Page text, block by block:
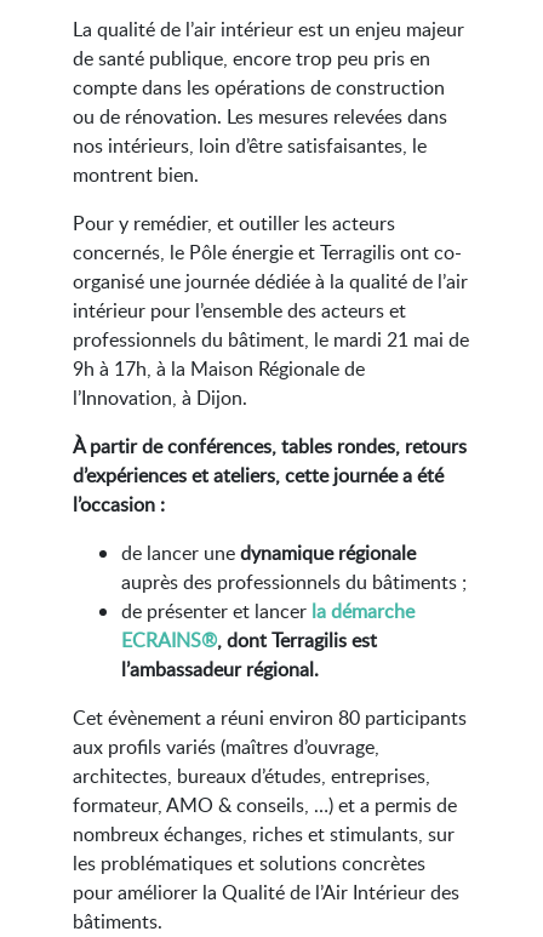
La qualité de l’air intérieur est un enjeu majeur
de santé publique, encore trop peu pris en
compte dans les opérations de construction
ou de rénovation. Les mesures relevées dans
nos intérieurs, loin d’être satisfaisantes, le
montrent bien.
Pour y remédier, et outiller les acteurs
concernés, le Pôle énergie et Terragilis ont co-
organisé une journée dédiée à la qualité de l’air
intérieur pour l’ensemble des acteurs et
professionnels du bâtiment, le mardi 21 mai de
9h à 17h, à la Maison Régionale de
l’Innovation, à Dijon.
À partir de conférences, tables rondes, retours
d’expériences et ateliers, cette journée a été
l’occasion :
de lancer unedynamique régionale
auprès des professionnels du bâtiments ;
de présenter et lancer la démarche
ECRAINS®,dont Terragilis est
l’ambassadeur régional.
Cet évènement a réuni environ 80 participants
aux profils variés (maîtres d’ouvrage,
architectes, bureaux d’études, entreprises,
formateur, AMO & conseils, …) et a permis de
nombreux échanges, riches et stimulants, sur
les problématiques et solutions concrètes
pour améliorer la Qualité de l’Air Intérieur des
bâtiments.